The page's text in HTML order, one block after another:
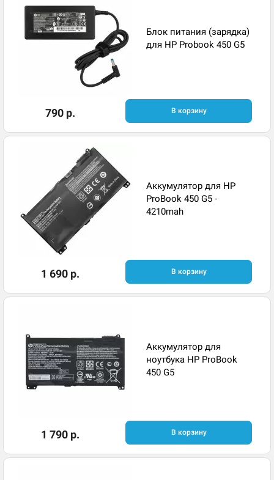
Блок питания (зарядка)
для HP Probook 450 G5
790 р. В корзину
Аккумулятор для HP
ProBook 450 G5 -
4210mah
1 690 р. В корзину
Аккумулятор для
ноутбука HP ProBook
450 G5
1 790 р. В корзину